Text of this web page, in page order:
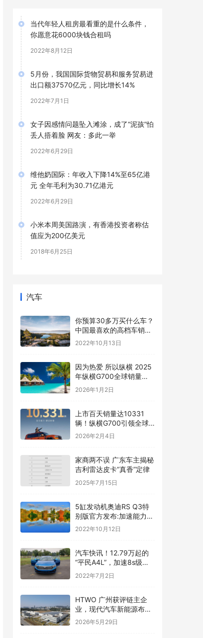
当代年轻人租房最看重的是什么条件，
你愿意花6000块钱合租吗
2022年8月12日
5月份，我国国际货物贸易和服务贸易进
出口额37570亿元，同比增长14%
2022年7月1日
女子因感情问题坠入滩涂，成了“泥孩”怕
丢人捂着脸 网友：多此一举
2022年6月29日
维他奶国际：年收入下降14%至65亿港
元 全年毛利为30.71亿港元
2022年6月29日
小米本周美国路演，有香港投资者称估
值应为200亿美元
2018年6月25日
汽车
你预算30多万买什么车？
中国最喜欢的高档车销量
榜公布：宝马3系太强了
2022年10月13日
因为热爱 所以纵横 2025
年纵横G700全球销量
8327辆
2026年1月2日
上市百天销量达10331
辆！纵横G700引领全球
高端市场突围
2026年2月4日
家商两不误 广东车主揭秘
吉利雷达皮卡“真香”定律
2025年7月15日
5缸发动机奥迪RS Q3特
别版官方发布:加速能力堪
比超跑
2022年10月12日
汽车快讯！12.79万起的
“平民A4L”，加速8s级，
一公里五毛钱，上市就锁
定爆款
2022年7月2日
HTWO 广州获评链主企
业，现代汽车新能源布局
迎新里程碑
2026年5月29日